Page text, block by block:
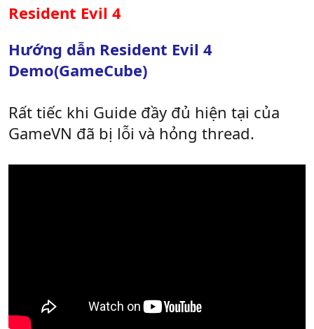
Resident Evil 4
Hướng dẫn Resident Evil 4
Demo(GameCube)
Rất tiếc khi Guide đầy đủ hiện tại của
GameVN đã bị lỗi và hỏng thread.